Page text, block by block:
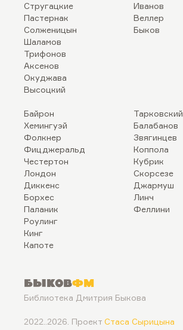
Стругацкие
Пастернак
Солженицын
Шаламов
Трифонов
Аксенов
Окуджава
Высоцкий
Иванов
Веллер
Быков
Байрон
Хемингуэй
Фолкнер
Фицджеральд
Честертон
Лондон
Диккенс
Борхес
Паланик
Роулинг
Кинг
Капоте
Тарковский
Балабанов
Звягинцев
Коппола
Кубрик
Скорсезе
Джармуш
Линч
Феллини
БыковФМ
Библиотека Дмитрия Быкова
2022..2026. Проект Стаса Сырицына